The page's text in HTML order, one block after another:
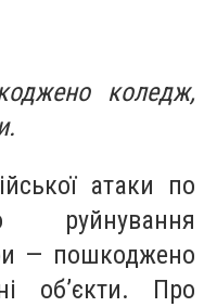
коледж,
атаки по
руйнування
— пошкоджено
об’єкти. Про